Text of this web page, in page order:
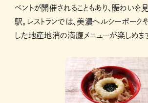
ベントが開催されることもあり、賑わい
駅。レストランでは、美濃ヘルシーポーク
した地産地消の満腹メニューが楽しめま